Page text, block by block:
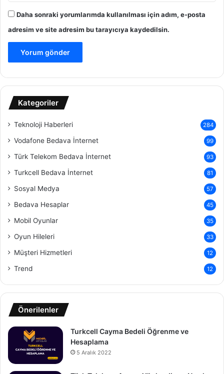
Daha sonraki yorumlarımda kullanılması için adım, e-posta
adresim ve site adresim bu tarayıcıya kaydedilsin.
Kategoriler
Teknoloji Haberleri 284
Vodafone Bedava İnternet 99
Türk Telekom Bedava İnternet 93
Turkcell Bedava İnternet 81
Sosyal Medya 57
Bedava Hesaplar 45
Mobil Oyunlar 35
Oyun Hileleri 33
Müşteri Hizmetleri 12
Trend 12
Önerilenler
Turkcell Cayma Bedeli Öğrenme ve
Hesaplama
5 Aralık 2022